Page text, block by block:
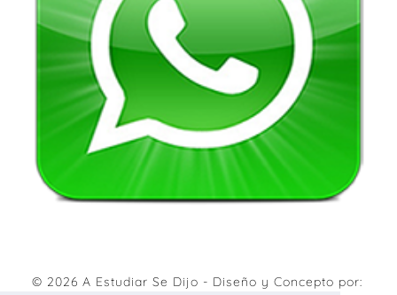
© 2026 A Estudiar Se Dijo - Diseño y Concepto por: